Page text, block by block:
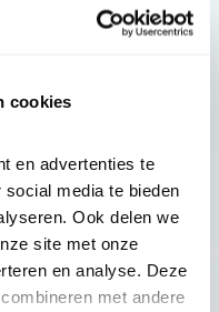
cookies
en advertenties te
media te bieden
Ook delen we
site met onze
en analyse. Deze
met andere
acties en tips